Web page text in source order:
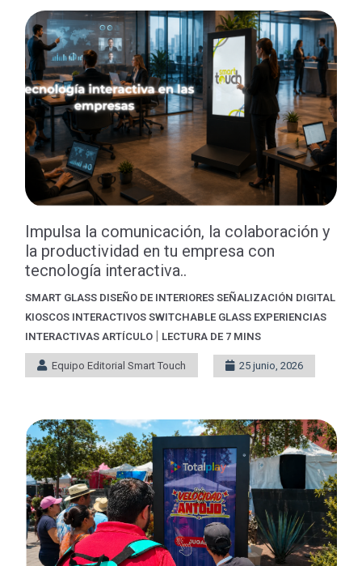
Impulsa la comunicación, la colaboración y
la productividad en tu empresa con
tecnología interactiva..
SMART GLASS DISEÑO DE INTERIORES SEÑALIZACIÓN DIGITAL
KIOSCOS INTERACTIVOS SWITCHABLE GLASS EXPERIENCIAS
INTERACTIVAS ARTÍCULO | LECTURA DE 7 MINS
Equipo Editorial Smart Touch 25 junio, 2026